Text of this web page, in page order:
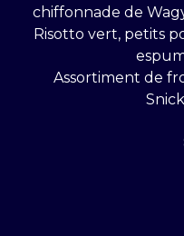
chiffonnade de
Risotto vert, petits
Assortiment de